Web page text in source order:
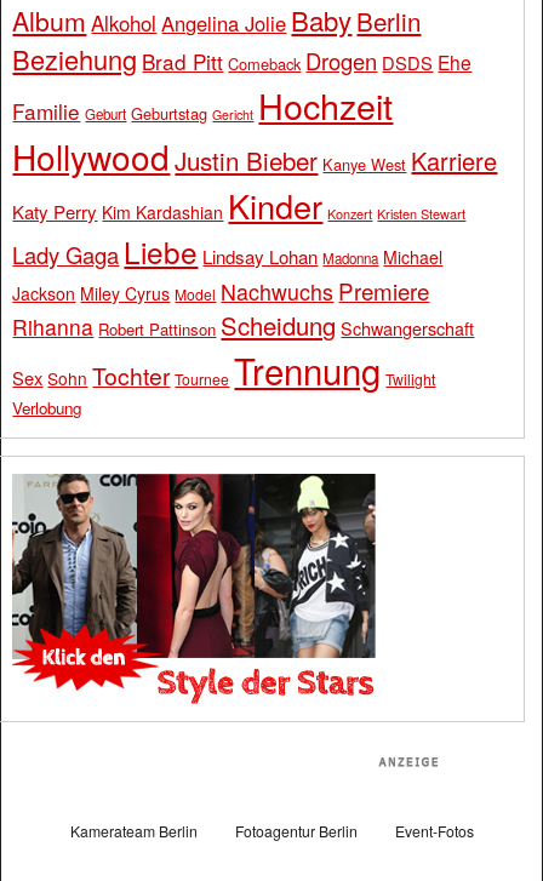
Album Alkohol Angelina Jolie BabyBerlin
Beziehung Brad Pitt Comeback Drogen DSDS Ehe
Familie Geburt Geburtstag Gericht Hochzeit
Hollywood Justin Bieber Kanye West Karriere
Katy Perry Kim Kardashian Kinder Konzert Kristen Stewart
Lady Gaga Liebe Lindsay Lohan Madonna Michael
Jackson Miley Cyrus Model Nachwuchs Premiere
Rihanna Robert Pattinson Scheidung Schwangerschaft
Sex Sohn Tochter Tournee Trennung Twilight
Verlobung
Kamerateam Berlin Fotoagentur Berlin Event-Fotos